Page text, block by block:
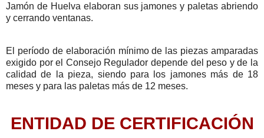
Jamón de Huelva elaboran sus jamones y paletas abriendo
y cerrando ventanas.
El período de elaboración mínimo de las piezas amparadas
exigido por el Consejo Regulador depende del peso y de la
calidad de la pieza, siendo para los jamones más de 18
meses y para las paletas más de 12 meses.
ENTIDAD DE CERTIFICACIÓN